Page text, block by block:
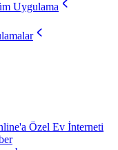
Uygulama
Özel Ev İnterneti